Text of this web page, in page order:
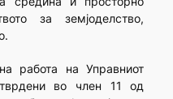
за земјоделство,
работа на Управниот
во член 11 од